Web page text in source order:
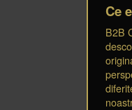
Ce
B2B